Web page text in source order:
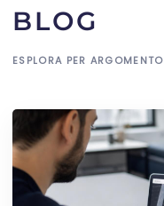
BLOG
ESPLORA PER ARGOMENTO